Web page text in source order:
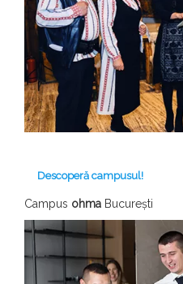
Descoperă campusul!
Campus ohma București